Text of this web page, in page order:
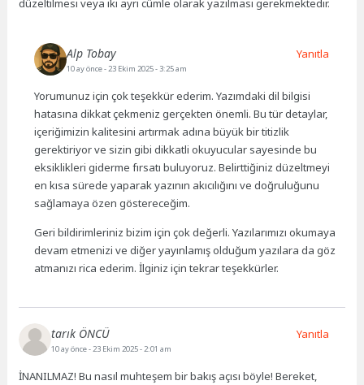
düzeltilmesi veya iki ayrı cümle olarak yazılması gerekmektedir.
Alp Tobay
10 ay önce- 23 Ekim 2025 - 3:25 am
Yorumunuz için çok teşekkür ederim. Yazımdaki dil bilgisi
hatasına dikkat çekmeniz gerçekten önemli. Bu tür detaylar,
içeriğimizin kalitesini artırmak adına büyük bir titizlik
gerektiriyor ve sizin gibi dikkatli okuyucular sayesinde bu
eksiklikleri giderme fırsatı buluyoruz. Belirttiğiniz düzeltmeyi
en kısa sürede yaparak yazının akıcılığını ve doğruluğunu
sağlamaya özen göstereceğim.
Geri bildirimleriniz bizim için çok değerli. Yazılarımızı okumaya
devam etmenizi ve diğer yayınlamış olduğum yazılara da göz
atmanızı rica ederim. İlginiz için tekrar teşekkürler.
Yanıtla
tarık ÖNCÜ
10 ay önce- 23 Ekim 2025 - 2:01 am
İNANILMAZ! Bu nasıl muhteşem bir bakış açısı böyle! Bereket,
Yanıtla